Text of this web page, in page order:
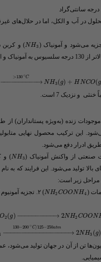
در آب و الکل، اما در حلال‌های
می‌شود و آمونیاک (​ NH3 ​) و کربن
تولید می‌کند. در دمای بالاتر از 130 درجه سلسیوس
− →
−−−−−−−−−
> 130 ∘C
NH3 (g) + HNCO(g
و نزدیک 7 است.
ادرار دفع می‌شود.
صنعتی از واکنش آمونیاک (​ NH3 ​) و
تولید می‌شود. این فرایند که به نام
زیر است:
NH2 COONH4
​) ۲. تجزیه
O2 (g) − →
−−−−−−−−− 2NH2 COON
− →
−−−−−−−−−−−−−−−−−
130−200 ∘C/125−250atm
2NH3 (g)
تن از آن در جهان تولید می‌شود،